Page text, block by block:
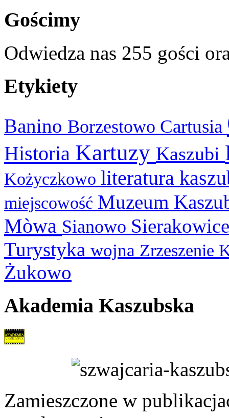
Gościmy
Odwiedza nas 255 gości
Etykiety
Banino Borzestowo Cartusia
Historia Kartuzy Kaszubi
Kożyczkowo literatura
miejscowość Muzeum
Mòwa Sianowo
Turystyka wojna Zrzeszenie
Żukowo
Akademia Kaszubska
Zamieszczone w